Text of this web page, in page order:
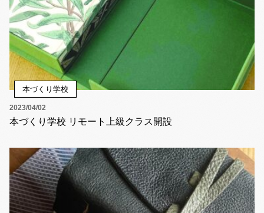
本づくり学校
2023/04/02
本づくり学校 リモート上級クラス開設